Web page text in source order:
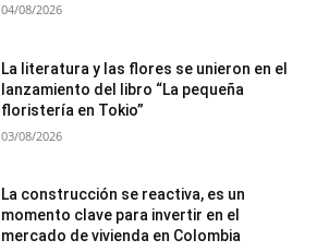
04/08/2026
La literatura y las flores se unieron en el
lanzamiento del libro “La pequeña
floristería en Tokio”
03/08/2026
La construcción se reactiva, es un
momento clave para invertir en el
mercado de vivienda en Colombia